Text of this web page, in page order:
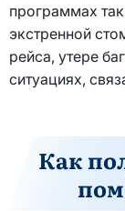
программах
экстренной
рейса, утере
ситуациях,
Как